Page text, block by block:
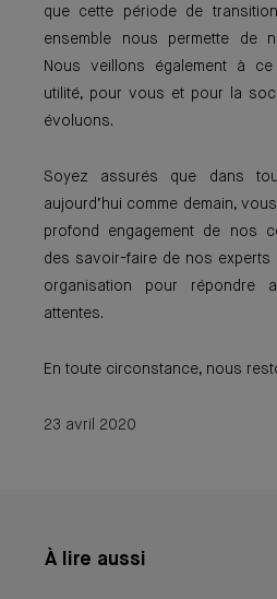
que cette période de
ensemble nous permette de
Nous veillons également à
utilité, pour vous et pour la
évoluons.
Soyez assurés que dans
aujourd’hui comme demain,
profond engagement de nos
des savoir-faire de nos experts
organisation pour
attentes.
En toute circonstance, nous
23 avril 2020
À lire aussi